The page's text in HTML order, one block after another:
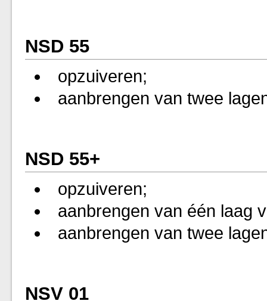
NSD 55
opzuiveren;
aanbrengen van twee
NSD 55+
opzuiveren;
aanbrengen van één laag
aanbrengen van twee
NSV 01